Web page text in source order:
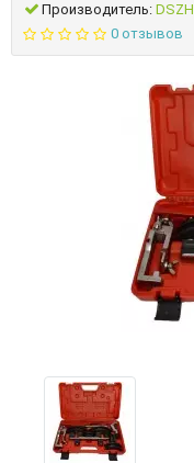
Производитель: DSZH
0 отзывов